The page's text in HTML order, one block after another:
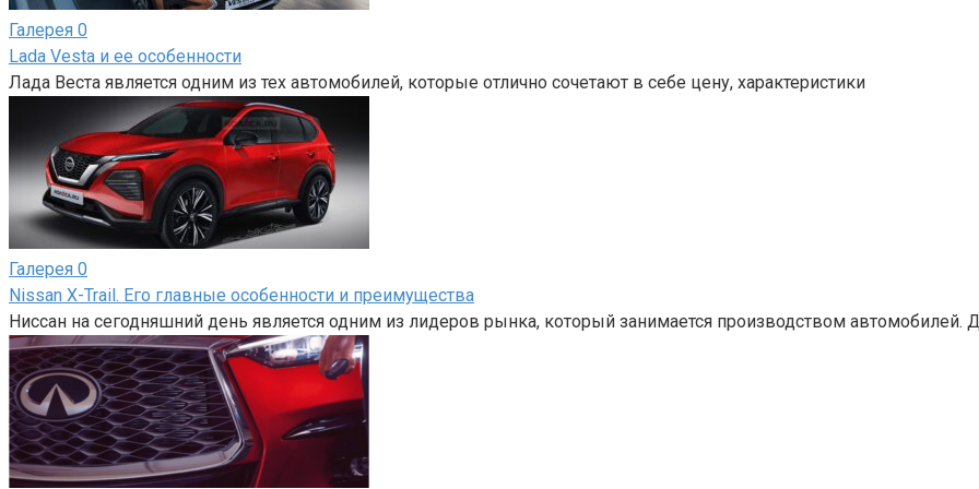
Галерея 0
Lada Vesta и ее особенности
Лада Веста является одним из тех автомобилей, которые отлично сочетают в себе цену, характеристики
Галерея 0
Nissan X-Trail. Его главные особенности и преимущества
Ниссан на сегодняшний день является одним из лидеров рынка, который занимается производством автомобилей.